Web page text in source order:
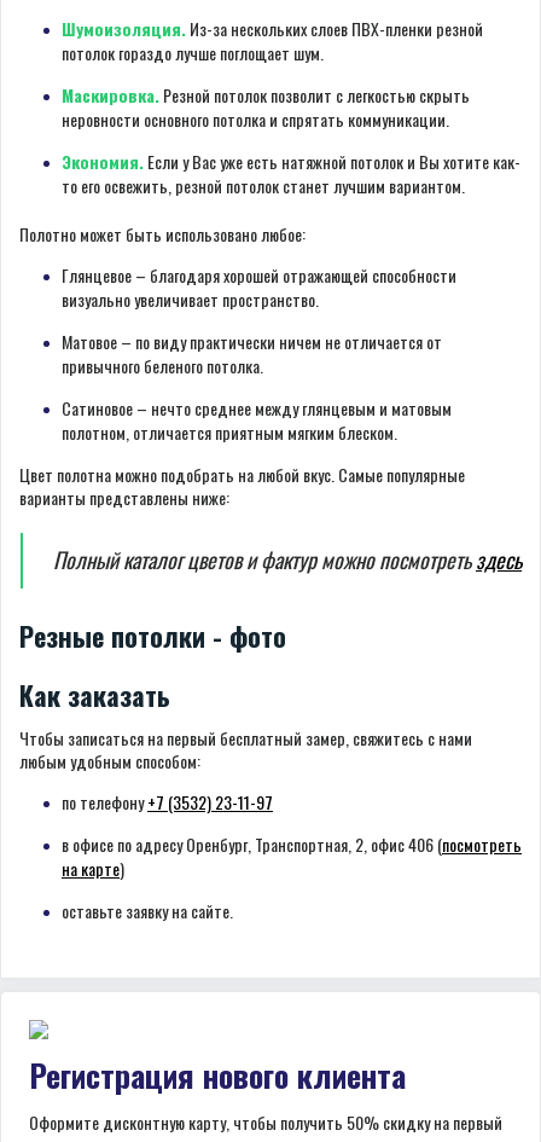
Шумоизоляция.Из-за нескольких слоев ПВХ-пленки резной
потолок гораздо лучше поглощает шум.
Маскировка.Резной потолок позволит с легкостью скрыть
неровности основного потолка и спрятать коммуникации.
Экономия.Если у Вас уже есть натяжной потолок и Вы хотите как-
то его освежить, резной потолок станет лучшим вариантом.
Полотно может быть использовано любое:
Глянцевое – благодаря хорошей отражающей способности
визуально увеличивает пространство.
Матовое – по виду практически ничем не отличается от
привычного беленого потолка.
Сатиновое – нечто среднее между глянцевым и матовым
полотном, отличается приятным мягким блеском.
Цвет полотна можно подобрать на любой вкус. Самые популярные
варианты представлены ниже:
Полный каталог цветов и фактур можно посмотретьздесь
Резные потолки - фото
Как заказать
Чтобы записаться на первый бесплатный замер, свяжитесь с нами
любым удобным способом:
по телефону+7 (3532) 23-11-97
в офисе по адресу Оренбург, Транспортная, 2, офис 406 (посмотреть
на карте)
оставьте заявку на сайте.
Регистрация нового клиента
Оформите дисконтную карту, чтобы получить 50% скидку на первый